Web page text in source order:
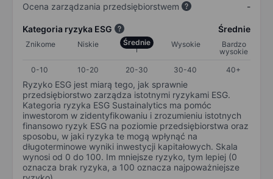
Ocena zarządzania przedsiębiorstwem
-
Kategoria ryzyka ESG Średnie
Znikome Niskie Średnie Wysokie
Bardzo
wysokie
0-10
10-20 20-30 30-40 40+
Ryzyko ESG jest miarą tego, jak sprawnie
przedsiębiorstwo zarządza istotnymi ryzykami ESG.
Kategoria ryzyka ESG Sustainalytics ma pomóc
inwestorom w zidentyfikowaniu i zrozumieniu istotnych
finansowo ryzyk ESG na poziomie przedsiębiorstwa oraz
sposobu, w jaki ryzyka te mogą wpłynąć na
długoterminowe wyniki inwestycji kapitałowych. Skala
wynosi od 0 do 100. Im mniejsze ryzyko, tym lepiej (0
oznacza brak ryzyka, a 100 oznacza najpoważniejsze